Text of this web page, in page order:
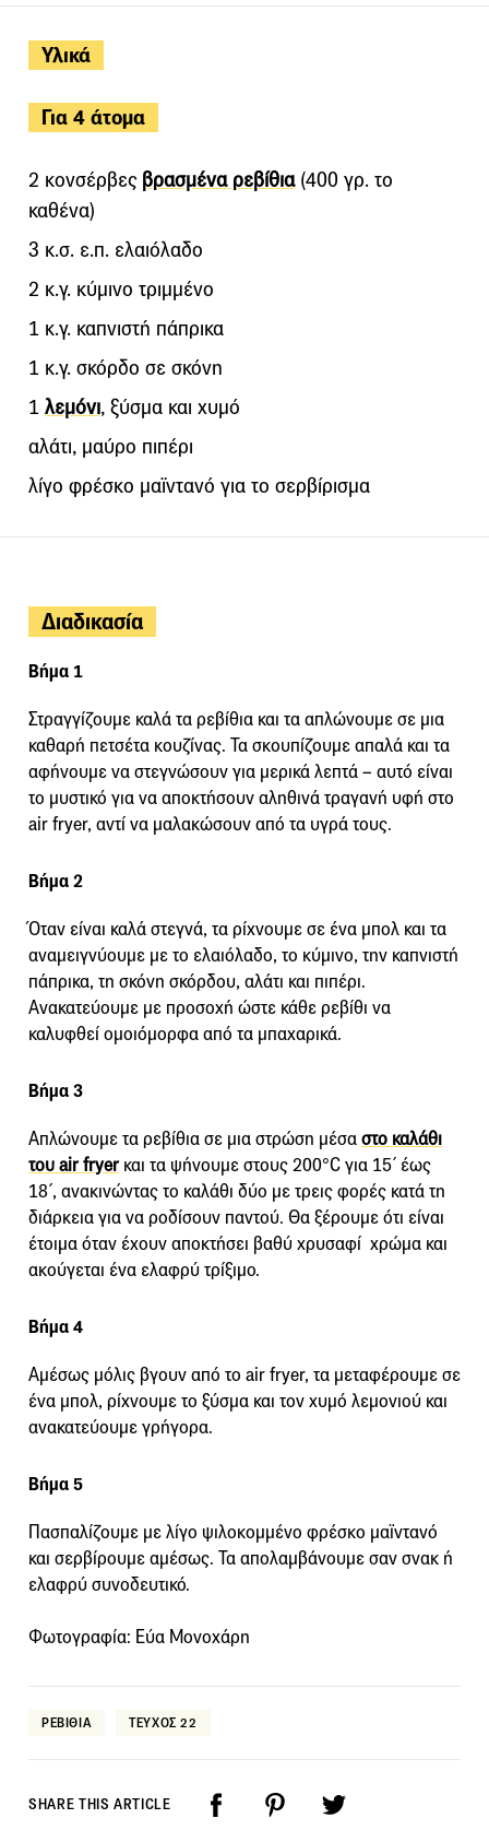
Υλικά
Για 4 άτομα
2 κονσέρβες βρασμένα ρεβίθια(400 γρ. το
καθένα)
3 κ.σ. ε.π. ελαιόλαδο
2 κ.γ. κύμινο τριμμένο
1 κ.γ. καπνιστή πάπρικα
1 κ.γ. σκόρδο σε σκόνη
1 λεμόνι, ξύσμα και χυμό
αλάτι, μαύρο πιπέρι
λίγο φρέσκο μαϊντανό για το σερβίρισμα
Διαδικασία
Βήμα 1
Στραγγίζουμε καλά τα ρεβίθια και τα απλώνουμε σε μια
καθαρή πετσέτα κουζίνας. Τα σκουπίζουμε απαλά και τα
αφήνουμε να στεγνώσουν για μερικά λεπτά – αυτό είναι
το μυστικό για να αποκτήσουν αληθινά τραγανή υφή στο
air fryer, αντί να μαλακώσουν από τα υγρά τους.
Βήμα 2
Όταν είναι καλά στεγνά, τα ρίχνουμε σε ένα μπολ και τα
αναμειγνύουμε με το ελαιόλαδο, το κύμινο, την καπνιστή
πάπρικα, τη σκόνη σκόρδου, αλάτι και πιπέρι.
Ανακατεύουμε με προσοχή ώστε κάθε ρεβίθι να
καλυφθεί ομοιόμορφα από τα μπαχαρικά.
Βήμα 3
Απλώνουμε τα ρεβίθια σε μια στρώση μέσαστο καλάθι
του air fryerκαι τα ψήνουμε στους 200°C για 15΄ έως
18΄, ανακινώντας το καλάθι δύο με τρεις φορές κατά τη
διάρκεια για να ροδίσουν παντού. Θα ξέρουμε ότι είναι
έτοιμα όταν έχουν αποκτήσει βαθύ χρυσαφί χρώμα και
ακούγεται ένα ελαφρύ τρίξιμο.
Βήμα 4
Αμέσως μόλις βγουν από το air fryer, τα μεταφέρουμε σε
ένα μπολ, ρίχνουμε το ξύσμα και τον χυμό λεμονιού και
ανακατεύουμε γρήγορα.
Βήμα 5
Πασπαλίζουμε με λίγο ψιλοκομμένο φρέσκο μαϊντανό
και σερβίρουμε αμέσως. Τα απολαμβάνουμε σαν σνακ ή
ελαφρύ συνοδευτικό.
Φωτογραφία: Εύα Μονοχάρη
ΡΕΒΙΘΙΑ ΤΕΥΧΟΣ 22
SHARE THIS ARTICLE